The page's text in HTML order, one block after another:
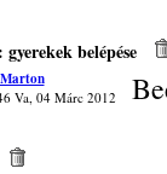
gyerekek belépése
Va, 04 Márc 2012